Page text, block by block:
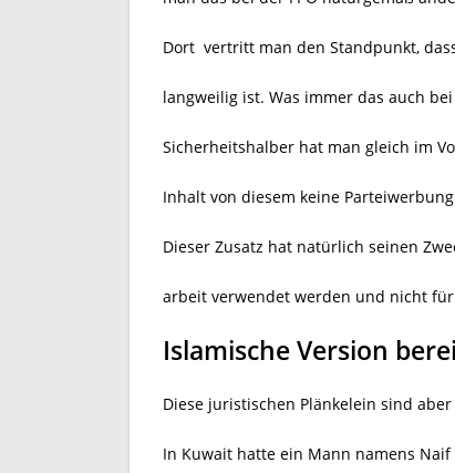
Dort vertritt man den Standpunkt,
langweilig ist. Was immer das auch
Sicherheitshalber hat man gleich im
Inhalt von diesem keine
Dieser Zusatz hat natürlich seinen
arbeit verwendet werden und nicht
Islamische Version
Diese juristischen Plänkelein sind
In Kuwait hatte ein Mann namens